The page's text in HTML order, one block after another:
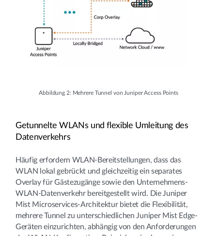
Abbildung 2: Mehrere Tunnel von Juniper Access Points
Getunnelte WLANs und flexible Umleitung des
Datenverkehrs
Häufig erfordern WLAN-Bereitstellungen, dass das
WLAN lokal gebrückt und gleichzeitig ein separates
Overlay für Gästezugänge sowie den Unternehmens-
WLAN-Datenverkehr bereitgestellt wird. Die Juniper
Mist Microservices-Architektur bietet die Flexibilität,
mehrere Tunnel zu unterschiedlichen Juniper Mist Edge-
Geräten einzurichten, abhängig von den Anforderungen